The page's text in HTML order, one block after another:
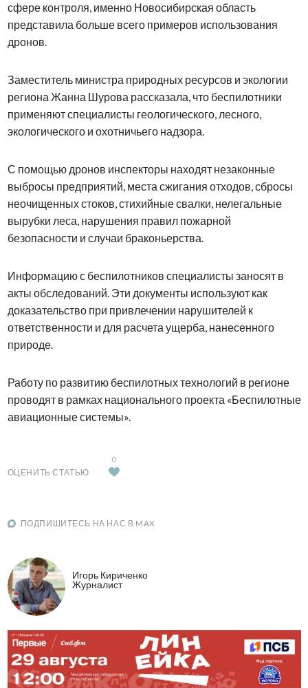
сфере контроля, именно Новосибирская область
представила больше всего примеров использования
дронов.
Заместитель министра природных ресурсов и экологии
региона Жанна Шурова рассказала, что беспилотники
применяют специалисты геологического, лесного,
экологического и охотничьего надзора.
С помощью дронов инспекторы находят незаконные
выбросы предприятий, места сжигания отходов, сбросы
неочищенных стоков, стихийные свалки, нелегальные
вырубки леса, нарушения правил пожарной
безопасности и случаи браконьерства.
Информацию с беспилотников специалисты заносят в
акты обследований. Эти документы используют как
доказательство при привлечении нарушителей к
ответственности и для расчета ущерба, нанесенного
природе.
Работу по развитию беспилотных технологий в регионе
проводят в рамках национального проекта «Беспилотные
авиационные системы».
ОЦЕНИТЬ СТАТЬЮ
0
ПОДПИШИТЕСЬ НА НАС В MAX
Игорь Кириченко
Журналист